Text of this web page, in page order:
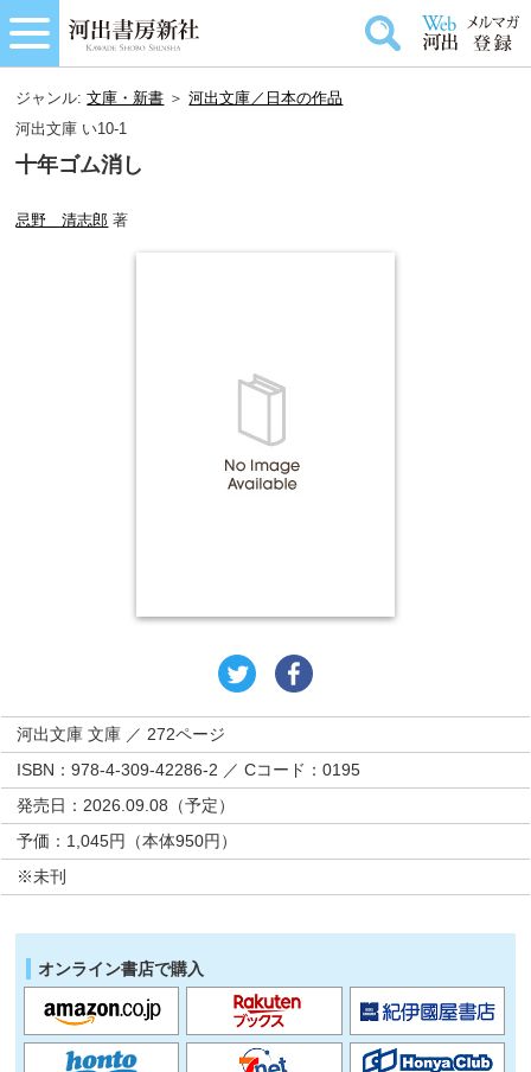
ジャンル:文庫・新書 ＞河出文庫／日本の作品
河出文庫 い10-1
十年ゴム消し
忌野 清志郎 著
河出文庫 文庫 ／ 272ページ
ISBN：978-4-309-42286-2 ／ Cコード：0195
発売日：2026.09.08（予定）
予価：1,045円（本体950円）
※未刊
オンライン書店で購入